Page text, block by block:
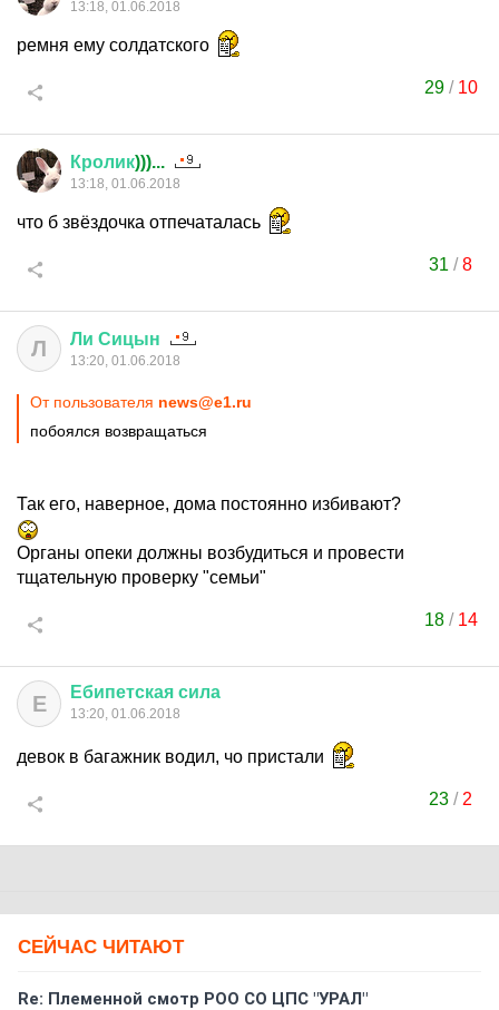
13:18, 01.06.2018
ремня ему солдатского
29/ 10
Кролик)))...
13:18, 01.06.2018
что б звёздочка отпечаталась
31 /8
Л Ли Сицын
13:20, 01.06.2018
От пользователя news@e1.ru
побоялся возвращаться
Так его, наверное, дома постоянно избивают?
Органы опеки должны возбудиться и провести
тщательную проверку "семьи"
18/ 14
Е Ебипетская сила
13:20, 01.06.2018
девок в багажник водил, чо пристали
23 / 2
СЕЙЧАС ЧИТАЮТ
Re: Племеннoй смoтр РOO CO ЦПС "УРАЛ"